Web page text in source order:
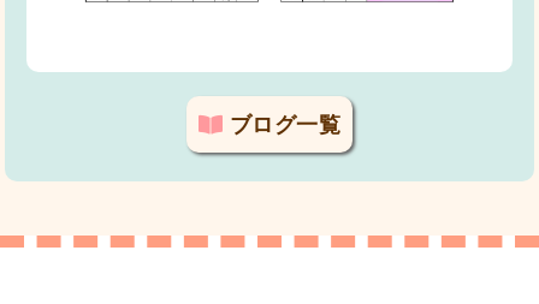
ブログ一覧